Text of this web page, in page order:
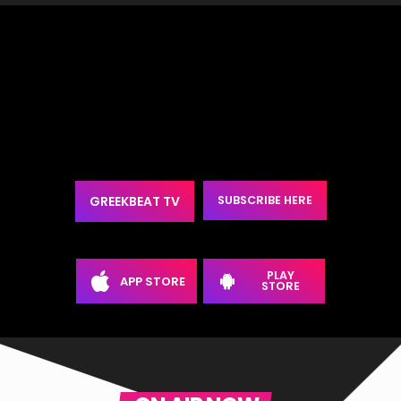
GREEKBEAT TV SUBSCRIBE HERE
APP STORE PLAY
STORE